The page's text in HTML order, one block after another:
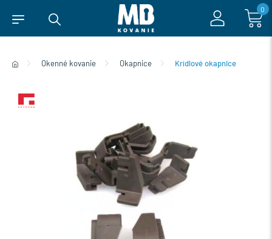
0
Okenné kovanie Okapnice Krídlové okapnice